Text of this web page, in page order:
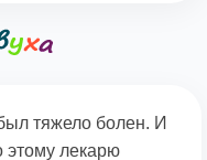
тяжело болен. И
этому лекарю